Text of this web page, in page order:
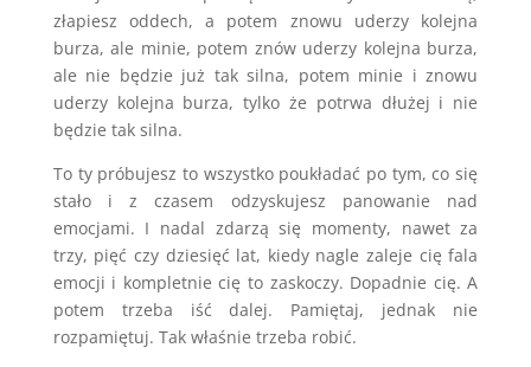
złapiesz oddech, a potem znowu uderzy kolejna
burza, ale minie, potem znów uderzy kolejna burza,
ale nie będzie już tak silna, potem minie i znowu
uderzy kolejna burza, tylko że potrwa dłużej i nie
będzie tak silna.
To ty próbujesz to wszystko poukładać po tym, co się
stało i z czasem odzyskujesz panowanie nad
emocjami. I nadal zdarzą się momenty, nawet za
trzy, pięć czy dziesięć lat, kiedy nagle zaleje cię fala
emocji i kompletnie cię to zaskoczy. Dopadnie cię. A
potem trzeba iść dalej. Pamiętaj, jednak nie
rozpamiętuj. Tak właśnie trzeba robić.